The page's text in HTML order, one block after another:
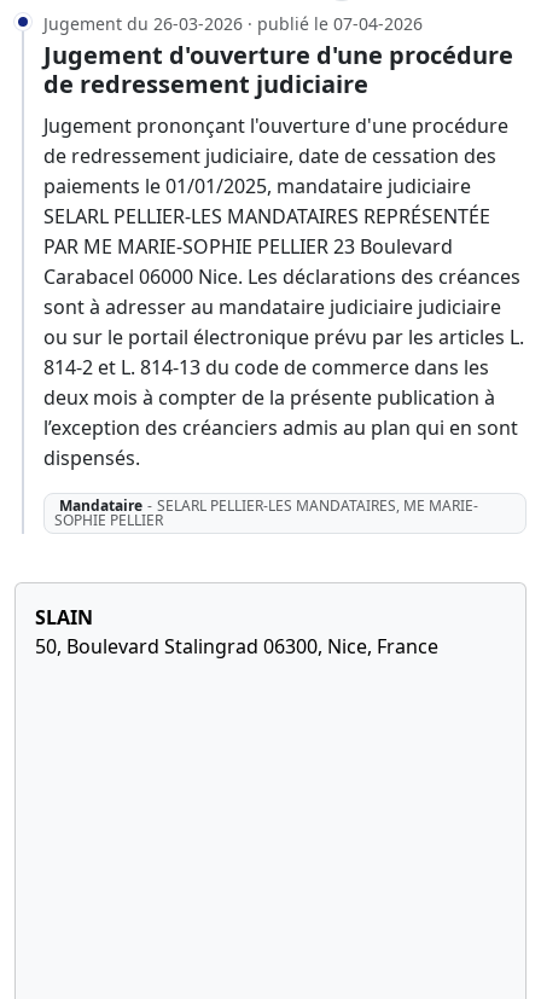
Jugement du 26-03-2026 · publié le 07-04-2026
Jugement d'ouverture d'une procédure
de redressement judiciaire
Jugement prononçant l'ouverture d'une procédure
de redressement judiciaire, date de cessation des
paiements le 01/01/2025, mandataire judiciaire
SELARL PELLIER-LES MANDATAIRES REPRÉSENTÉE
PAR ME MARIE-SOPHIE PELLIER 23 Boulevard
Carabacel 06000 Nice. Les déclarations des créances
sont à adresser au mandataire judiciaire judiciaire
ou sur le portail électronique prévu par les articles L.
814-2 et L. 814-13 du code de commerce dans les
deux mois à compter de la présente publication à
l’exception des créanciers admis au plan qui en sont
dispensés.
Mandataire - SELARL PELLIER-LES MANDATAIRES, ME MARIE-
SOPHIE PELLIER
SLAIN
50, Boulevard Stalingrad 06300, Nice, France